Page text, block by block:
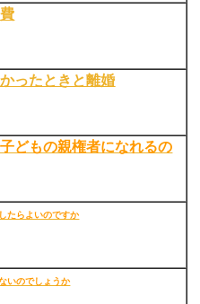
ったときと離婚
どもの親権者になれるの
たらよいのですか
いのでしょうか